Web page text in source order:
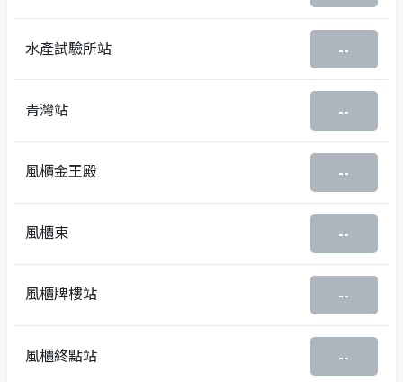
水產試驗所站 --
青灣站 --
風櫃金王殿 --
風櫃東 --
風櫃牌樓站 --
風櫃終點站 --